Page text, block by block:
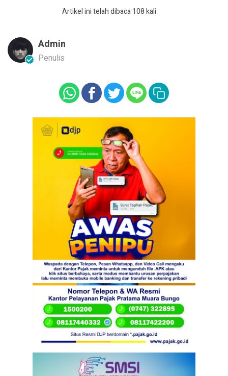
Artikel ini telah dibaca 108 kali
Admin
Penulis